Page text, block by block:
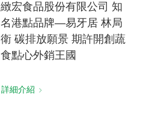
緻宏食品股份有限公司 知
名港點品牌—易牙居 林局
衛 碳排放願景 期許開創蔬
食點心外銷王國
詳細介紹